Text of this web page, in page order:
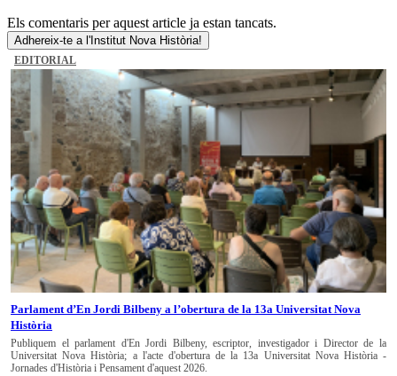
Els comentaris per aquest article ja estan tancats.
Adhereix-te a l'Institut Nova Història!
EDITORIAL
Parlament d’En Jordi Bilbeny a l’obertura de la 13a Universitat Nova
Història
Publiquem el parlament d'En Jordi Bilbeny, escriptor, investigador i Director de la
Universitat Nova Història; a l'acte d'obertura de la 13a Universitat Nova Història -
Jornades d'Història i Pensament d'aquest 2026.